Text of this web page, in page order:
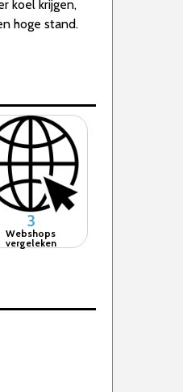
koel krijgen,
hoge stand.
3
Webshops
vergeleken